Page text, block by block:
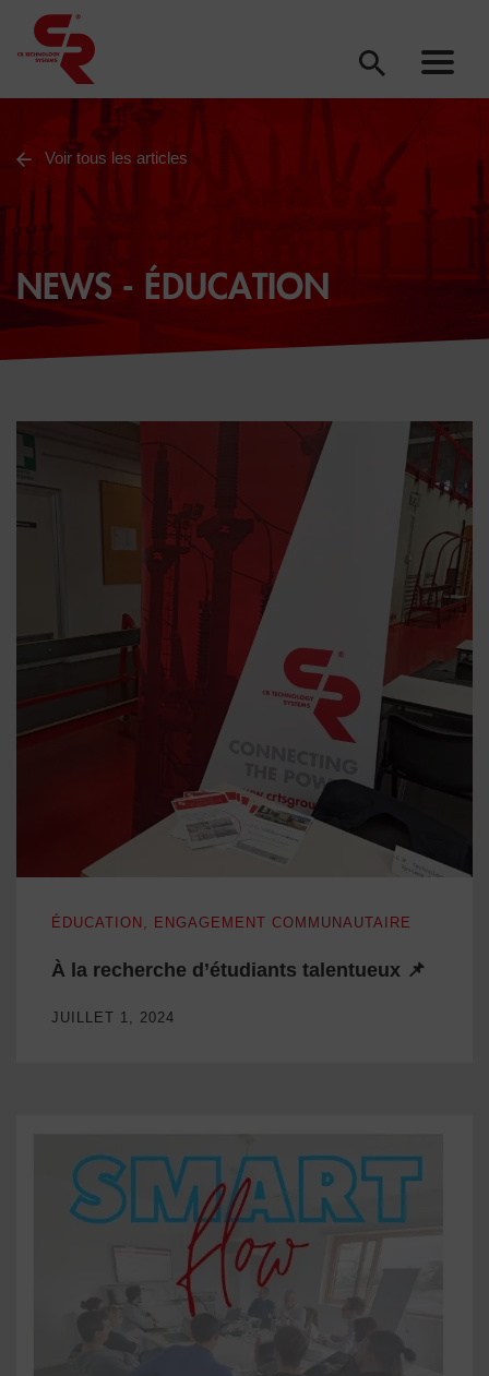
NEWS - ÉDUCATION
Voir tous les articles
ÉDUCATION , ENGAGEMENT COMMUNAUTAIRE
À la recherche d’étudiants talentueux 📌
JUILLET 1, 2024